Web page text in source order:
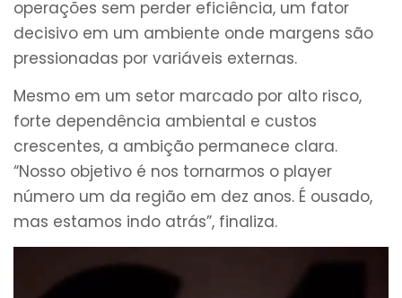
operações sem perder eficiência, um fator
decisivo em um ambiente onde margens são
pressionadas por variáveis externas.
Mesmo em um setor marcado por alto risco,
forte dependência ambiental e custos
crescentes, a ambição permanece clara.
“Nosso objetivo é nos tornarmos o player
número um da região em dez anos. É ousado,
mas estamos indo atrás”, finaliza.